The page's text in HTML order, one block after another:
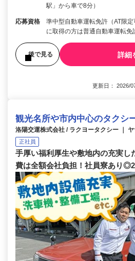
駅」から車で8分）
応募資格
準中型自動車運転免許（AT限
に取得の方は普通自動車運転免
後で見る 詳細
更新日： 2026/
観光名所や市内中心のタクシ
洛陽交運株式会社 / ラクヨータクシー ｜
正社員
手厚い福利厚生や敷地内の充実し
費は全額会社負担！社員寮あり